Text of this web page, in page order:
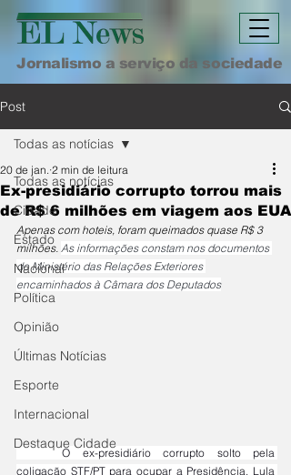
Jornalismo a serviço da sociedade
Post
Todas as notícias
Cidade
Estado
Nacional
Política
Opinião
Últimas Notícias
Esporte
Internacional
Destaque Cidade
Todas as notícias
Ex-presidiário corrupto torrou mais
de R$ 6 milhões em viagem aos EUA
20 de jan. 2 min de leitura
Apenas com hoteis, foram queimados quase R$ 3
milhões. As informações constam nos documentos
do Ministério das Relações Exteriores
encaminhados à Câmara dos Deputados
	O ex-presidiário corrupto solto pela
coligação STF/PT para ocupar a Presidência, Lula